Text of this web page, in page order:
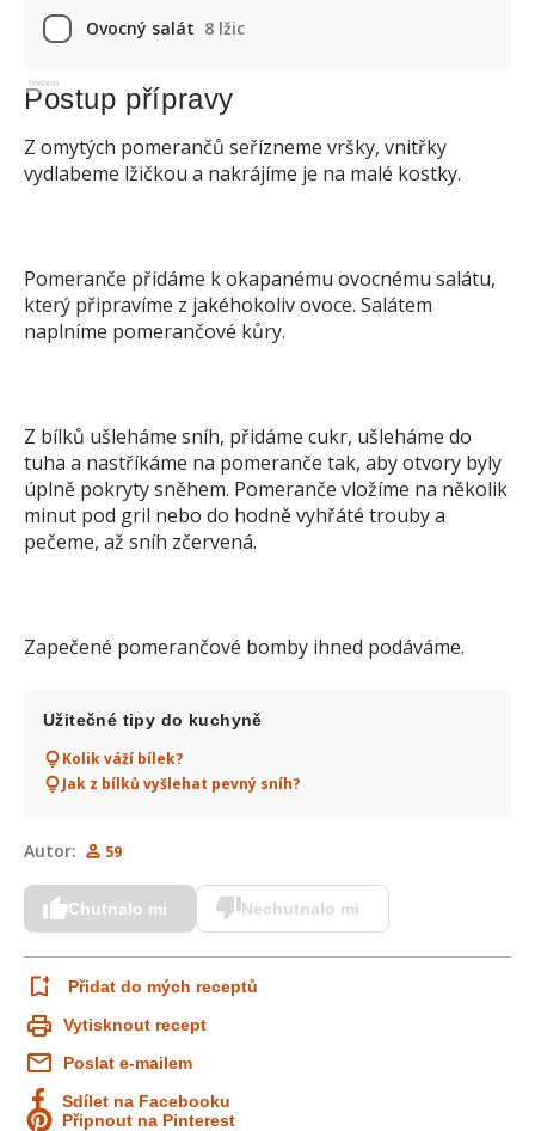
Ovocný salát 8 lžic
Reklama
Postup přípravy
Z omytých pomerančů seřízneme vršky, vnitřky
vydlabeme lžičkou a nakrájíme je na malé kostky.
Pomeranče přidáme k okapanému ovocnému salátu,
který připravíme z jakéhokoliv ovoce. Salátem
naplníme pomerančové kůry.
Z bílků ušleháme sníh, přidáme cukr, ušleháme do
tuha a nastříkáme na pomeranče tak, aby otvory byly
úplně pokryty sněhem. Pomeranče vložíme na několik
minut pod gril nebo do hodně vyhřáté trouby a
pečeme, až sníh zčervená.
Zapečené pomerančové bomby ihned podáváme.
Užitečné tipy do kuchyně
Kolik váží bílek?
Jak z bílků vyšlehat pevný sníh?
Autor: 59
Chutnalo mi Nechutnalo mi
Přidat do mých receptů
Vytisknout recept
Poslat e-mailem
Sdílet na Facebooku
Připnout na Pinterest